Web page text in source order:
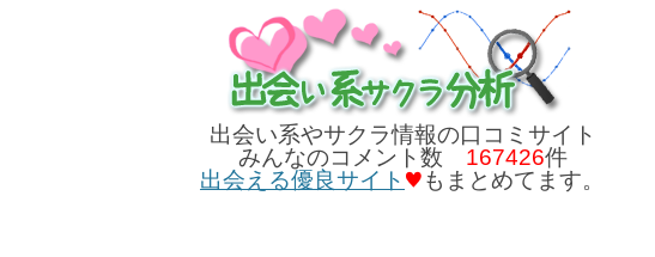
出会い系やサクラ情報の口コミサイト
みんなのコメント数 167426件
出会える優良サイト
もまとめてます。